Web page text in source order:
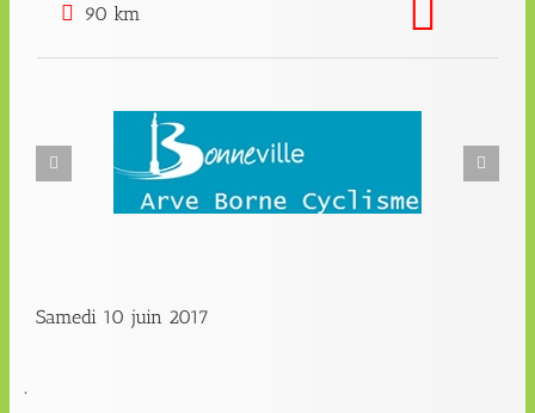
90 km
Samedi 10 juin 2017
.